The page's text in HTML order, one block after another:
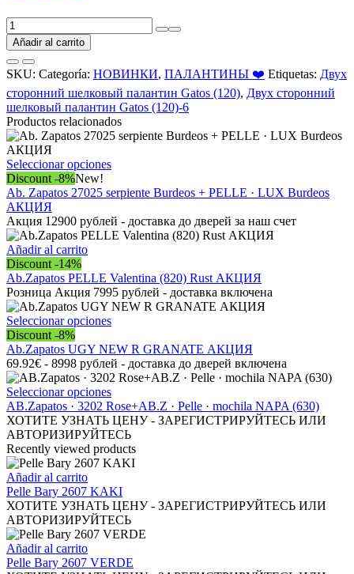
Двух
сторонний
шелковый
палантин
Gatos
(120)-6
cantidad
Añadir al carrito
SKU: Categoría: НОВИНКИ, ПАЛАНТИНЫ ❤️ Etiquetas: Двух
сторонний шелковый палантин Gatos (120), Двух сторонний
шелковый палантин Gatos (120)-6
Productos relacionados
Seleccionar opcionesEste
tiene
variantes.
Las
pueden
elegir
en
la
de
producto
Discount -8%New!
Ab. Zapatos 27025 serpiente Burdeos + PELLE · LUX Burdeos
АКЦИЯ
Акция 12900 рублей - доставка до дверей за наш счет
Añadir al carrito
Discount -14%
Ab.Zapatos PELLE Valentina (820) Rust АКЦИЯ
Розница Акция 7995 рублей - доставка включена
Seleccionar opcionesEste
tiene
múltiples
variantes.
Las
opciones
se
pueden
elegir
en
página
de
producto
Discount -8%
Ab.Zapatos UGY NEW R GRANATE АКЦИЯ
69.92€ - 8998 рублей - доставка до дверей включена
Seleccionar opcionesEste
producto
tiene
múltiples
variantes.
Las
se
pueden
elegir
en
página
AB.Zapatos · 3202 Rose+AB.Z · Pelle · mochila NAPA (630)
ХОТИТЕ УЗНАТЬ ЦЕНУ - ЗАРЕГИСТРИРУЙТЕСЬ ИЛИ
АВТОРИЗИРУЙТЕСЬ
Recently viewed products
Añadir al carrito
Pelle Bary 2607 KAKI
ХОТИТЕ УЗНАТЬ ЦЕНУ - ЗАРЕГИСТРИРУЙТЕСЬ ИЛИ
АВТОРИЗИРУЙТЕСЬ
Añadir al carrito
Pelle Bary 2607 VERDE